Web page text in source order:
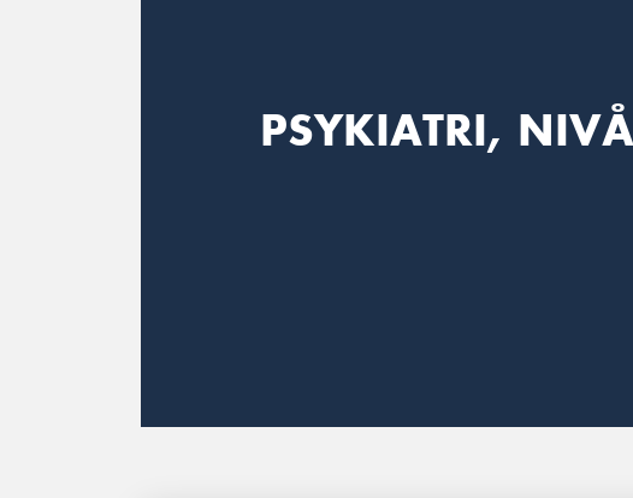
PSYKIATRI,